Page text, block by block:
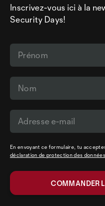
Inscrivez-vous ici à la
Security Days!
En envoyant ce formulaire, tu
déclaration de protection des données